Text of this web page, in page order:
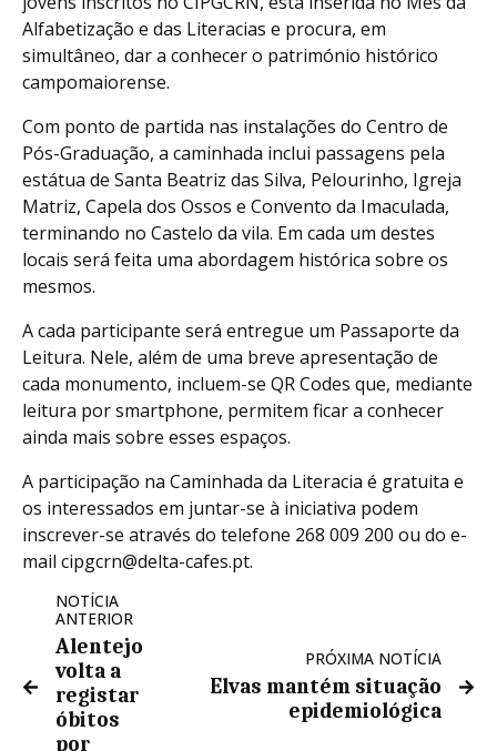
Alfabetização e das Literacias e procura, em
simultâneo, dar a conhecer o património histórico
campomaiorense.
Com ponto de partida nas instalações do Centro de
Pós-Graduação, a caminhada inclui passagens pela
estátua de Santa Beatriz das Silva, Pelourinho, Igreja
Matriz, Capela dos Ossos e Convento da Imaculada,
terminando no Castelo da vila. Em cada um destes
locais será feita uma abordagem histórica sobre os
mesmos.
A cada participante será entregue um Passaporte da
Leitura. Nele, além de uma breve apresentação de
cada monumento, incluem-se QR Codes que, mediante
leitura por smartphone, permitem ficar a conhecer
ainda mais sobre esses espaços.
A participação na Caminhada da Literacia é gratuita e
os interessados em juntar-se à iniciativa podem
inscrever-se através do telefone 268 009 200 ou do e-
mail cipgcrn@delta-cafes.pt.
NOTÍCIA
ANTERIOR
Alentejo
volta a
registar
óbitos
por
PRÓXIMA NOTÍCIA
Elvas mantém situação
epidemiológica